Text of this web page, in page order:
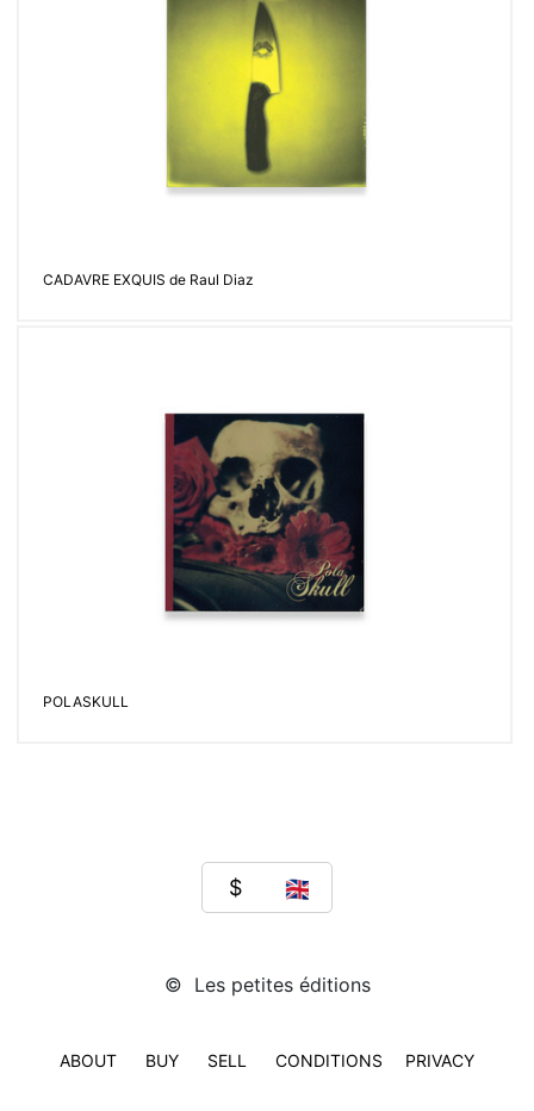
CADAVRE EXQUIS de Raul Diaz
POLASKULL
© Les petites éditions
ABOUT BUY SELL CONDITIONS PRIVACY